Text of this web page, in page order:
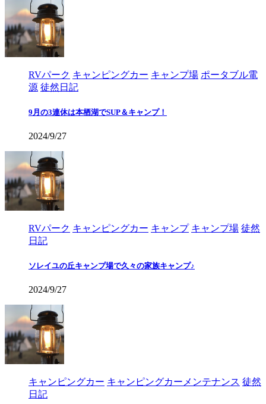
RVパーク キャンピングカー キャンプ場 ポータブル電
源 徒然日記
9月の3連休は本栖湖でSUP＆キャンプ！
2024/9/27
RVパーク キャンピングカー キャンプ キャンプ場 徒然
日記
ソレイユの丘キャンプ場で久々の家族キャンプ♪
2024/9/27
キャンピングカー キャンピングカーメンテナンス 徒然
日記